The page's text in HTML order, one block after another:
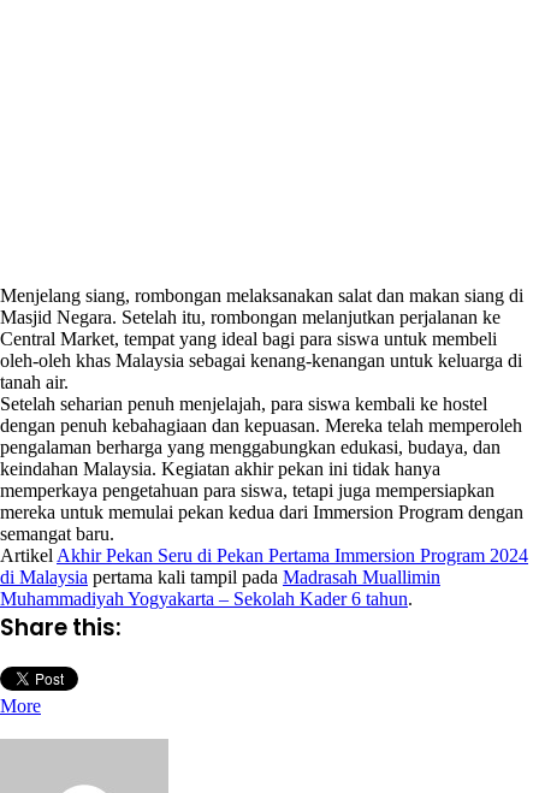
Menjelang siang, rombongan melaksanakan salat dan makan siang di
Masjid Negara. Setelah itu, rombongan melanjutkan perjalanan ke
Central Market, tempat yang ideal bagi para siswa untuk membeli
oleh-oleh khas Malaysia sebagai kenang-kenangan untuk keluarga di
tanah air.
Setelah seharian penuh menjelajah, para siswa kembali ke hostel
dengan penuh kebahagiaan dan kepuasan. Mereka telah memperoleh
pengalaman berharga yang menggabungkan edukasi, budaya, dan
keindahan Malaysia. Kegiatan akhir pekan ini tidak hanya
memperkaya pengetahuan para siswa, tetapi juga mempersiapkan
mereka untuk memulai pekan kedua dari Immersion Program dengan
semangat baru.
Artikel Akhir Pekan Seru di Pekan Pertama Immersion Program 2024
di Malaysia pertama kali tampil pada Madrasah Muallimin
Muhammadiyah Yogyakarta – Sekolah Kader 6 tahun.
Share this:
More